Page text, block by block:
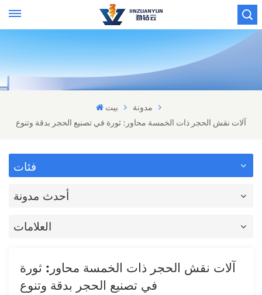
بيت
مدونة
آلات نقش الحجر ذات الخمسة محاور: ثورة في تصنيع الحجر بدقة وتنوع
فئات
أحدث مدونة
العلامات
آلات نقش الحجر ذات الخمسة محاور: ثورة
في تصنيع الحجر بدقة وتنوع